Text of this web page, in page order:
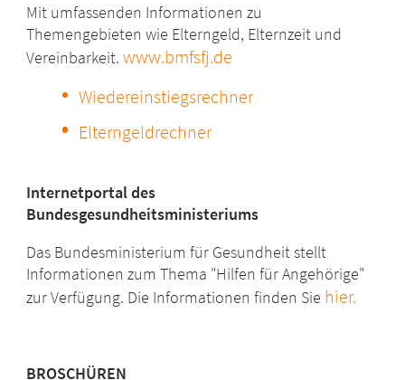
Mit umfassenden Informationen zu
Themengebieten wie Elterngeld, Elternzeit und
Vereinbarkeit.www.bmfsfj.de
Wiedereinstiegsrechner
Elterngeldrechner
Internetportal des
Bundesgesundheitsministeriums
Das Bundesministerium für Gesundheit stellt
Informationen zum Thema "Hilfen für Angehörige"
zur Verfügung. Die Informationen finden Sie hier.
BROSCHÜREN